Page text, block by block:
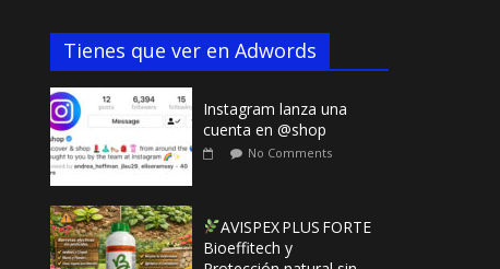
Tienes que ver en Adwords
Instagram lanza una
cuenta en @shop
No Comments
AVISPEX PLUS FORTE
Bioeffitech y